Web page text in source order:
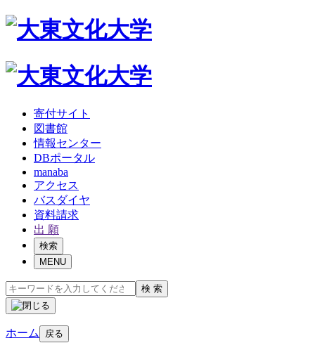
寄付サイト
図書館
情報センター
DBポータル
manaba
アクセス
バスダイヤ
資料請求
出 願
検索
MENU
検 索
ホーム 戻る